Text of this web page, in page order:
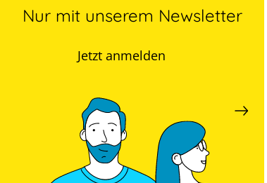
Nur mit unserem Newsletter
Jetzt anmelden